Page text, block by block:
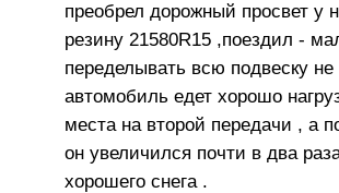
преобрел дорожный просвет у
резину 21580R15 ,поездил -
переделывать всю подвеску
автомобиль едет хорошо
места на второй передачи , а
он увеличился почти в два